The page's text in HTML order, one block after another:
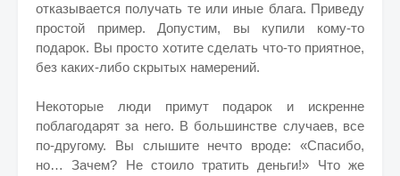
отказывается получать те или иные блага. Приведу
простой пример. Допустим, вы купили кому-то
подарок. Вы просто хотите сделать что-то приятное,
без каких-либо скрытых намерений.
Некоторые люди примут подарок и искренне
поблагодарят за него. В большинстве случаев, все
по-другому. Вы слышите нечто вроде: «Спасибо,
но… Зачем? Не стоило тратить деньги!» Что же